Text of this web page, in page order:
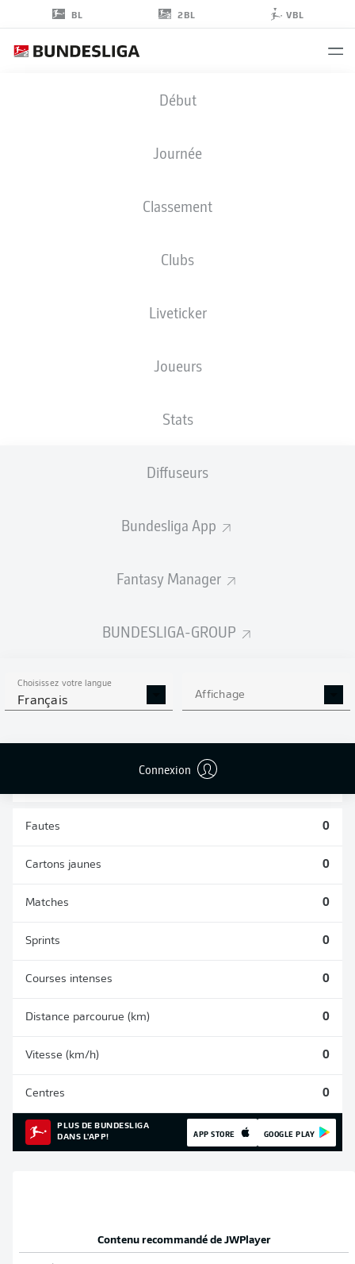
BL 2BL VBL
Début
Journée
Classement
Clubs
Liveticker
Joueurs
Stats
Diffuseurs
Bundesliga App
Fantasy Manager
BUNDESLIGA-GROUP
Choisissez votre langue
Français Affichage
Connexion
STATS DE LA SAISON
2024/2025
0 0
Fautes 0
Cartons jaunes 0
Matches 0
Sprints 0
Courses intenses 0
Distance parcourue (km) 0
Vitesse (km/h) 0
Centres 0
PLUS DE BUNDESLIGA
DANS L'APP!
APP STORE GOOGLE PLAY
Contenu recommandé de JWPlayer